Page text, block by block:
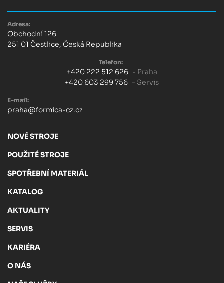
Adresa:
Obchodní 126
251 01 Čestlice, Česká Republika
Telefon:
+420 222 512 626 - Praha
+420 603 299 756 - Servis
E-mail:
praha@formica-cz.cz
NOVÉ STROJE
POUŽITÉ STROJE
SPOTŘEBNÍ MATERIÁL
KATALOG
AKTUALITY
SERVIS
KARIÉRA
O NÁS